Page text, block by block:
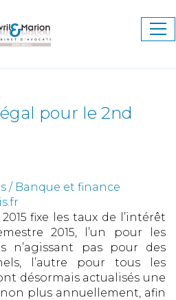
pour le 2nd
/ Banque et finance
fixe les taux de l’intérêt
2015, l’un pour les
n’agissant pas pour des
l’autre pour tous les
désormais actualisés une
plus annuellement, afin